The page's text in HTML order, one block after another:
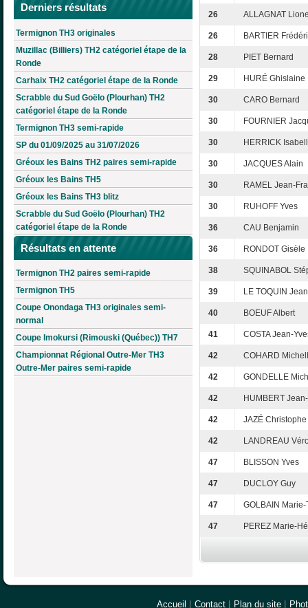
Derniers résultats
Termignon TH3 originales
Muzillac (Billiers) TH2 catégoriel étape de la
Ronde
Carhaix TH2 catégoriel étape de la Ronde
Scrabble du Sud Goëlo (Plourhan) TH2
catégoriel étape de la Ronde
Termignon TH3 semi-rapide
SP du 01/09/2025 au 31/07/2026
Gréoux les Bains TH2 paires semi-rapide
Gréoux les Bains TH5
Gréoux les Bains TH3 blitz
Scrabble du Sud Goëlo (Plourhan) TH2
catégoriel étape de la Ronde
Résultats en attente
Termignon TH2 paires semi-rapide
Termignon TH5
Coupe Onondaga TH3 originales semi-
normal
Coupe Imokursi (Rimouski (Québec)) TH7
Championnat Régional Outre-Mer TH3
Outre-Mer paires semi-rapide
26 ALLAGNAT
26 BARTIER
28 PIET Bernard
29 HURÉ Ghislaine
30 CARO Bernard
30 FOURNIER
30 HERRICK
30 JACQUES Alain
30 RAMEL Jean-
30 RUHOFF Yves
36 CAU Benjamin
36 RONDOT Gisèle
38 SQUINABOL
39 LE TOQUIN
40 BOEUF Albert
41 COSTA Jean-
42 COHARD
42 GONDELLE
42 HUMBERT
42 JAZÉ Christophe
42 LANDREAU
47 BLISSON Yves
47 DUCLOY Guy
47 GOLBAIN
47 PEREZ Marie-
Accueil Contact Plan du site